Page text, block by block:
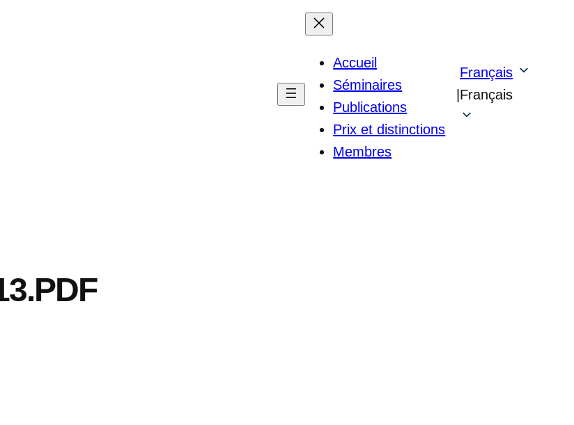
Accueil
Séminaires
Publications
Prix et distinctions
Membres
|
Français
Français